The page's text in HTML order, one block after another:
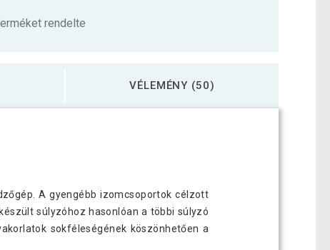
gumírozott súlyzó 32,5 kg 44 590 Ft
gumírozott súlyzó 4 kg
gumírozott súlyzó 40 kg
rendelte
VÉLEMÉNY (50)
A gyengébb izomcsoportok célzott
súlyzóhoz hasonlóan a többi súlyzó
sokféleségének köszönhetően a